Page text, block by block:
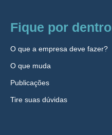
Fique por dentro
O que a empresa deve fazer?
O que muda
Publicações
Tire suas dúvidas